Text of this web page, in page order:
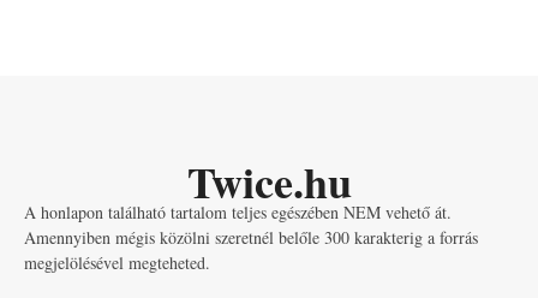
Twice.hu
A honlapon található tartalom teljes egészében NEM vehető át.
Amennyiben mégis közölni szeretnél belőle 300 karakterig a forrás
megjelölésével megteheted.